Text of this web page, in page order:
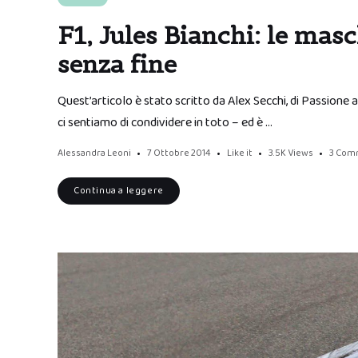
F1, Jules Bianchi: le
senza fine
Quest’articolo è stato scritto da Alex Secchi, di
ci sentiamo di condividere in toto – ed è …
Alessandra Leoni 7 Ottobre 2014 Like it 3.5K Views 3
Continua a leggere